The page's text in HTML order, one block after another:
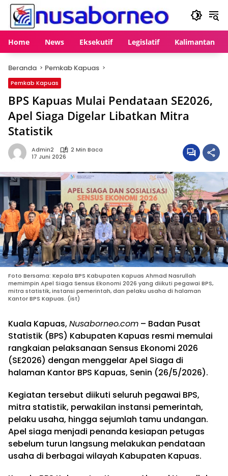
Langsung
konten
Home News Eksekutif Legislatif Kalimantan
Beranda Pemkab Kapuas
Pemkab Kapuas
BPS Kapuas Mulai Pendataan SE2026,
Apel Siaga Digelar Libatkan Mitra
Statistik
Admin2
2 Min Baca
17 Juni 2026
Foto Bersama: Kepala BPS Kabupaten Kapuas Ahmad Nasrullah
memimpin Apel Siaga Sensus Ekonomi 2026 yang diikuti pegawai BPS,
mitra statistik, instansi pemerintah, dan pelaku usaha di halaman
Kantor BPS Kapuas. (ist)
Kuala Kapuas, Nusaborneo.com – Badan Pusat
Statistik (BPS) Kabupaten Kapuas resmi memulai
rangkaian pelaksanaan Sensus Ekonomi 2026
(SE2026) dengan menggelar Apel Siaga di
halaman Kantor BPS Kapuas, Senin (26/5/2026).
Kegiatan tersebut diikuti seluruh pegawai BPS,
mitra statistik, perwakilan instansi pemerintah,
pelaku usaha, hingga sejumlah tamu undangan.
Apel siaga menjadi penanda kesiapan petugas
sebelum turun langsung melakukan pendataan
usaha di berbagai wilayah Kabupaten Kapuas.